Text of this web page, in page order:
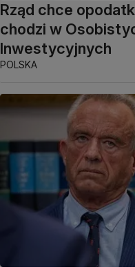
Rząd chce
chodzi w
Inwestycyjnych
POLSKA